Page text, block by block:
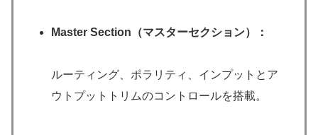
Master Section（マスターセクション）：
ルーティング、ポラリティ、インプットとア
ウトプットトリムのコントロールを搭載。